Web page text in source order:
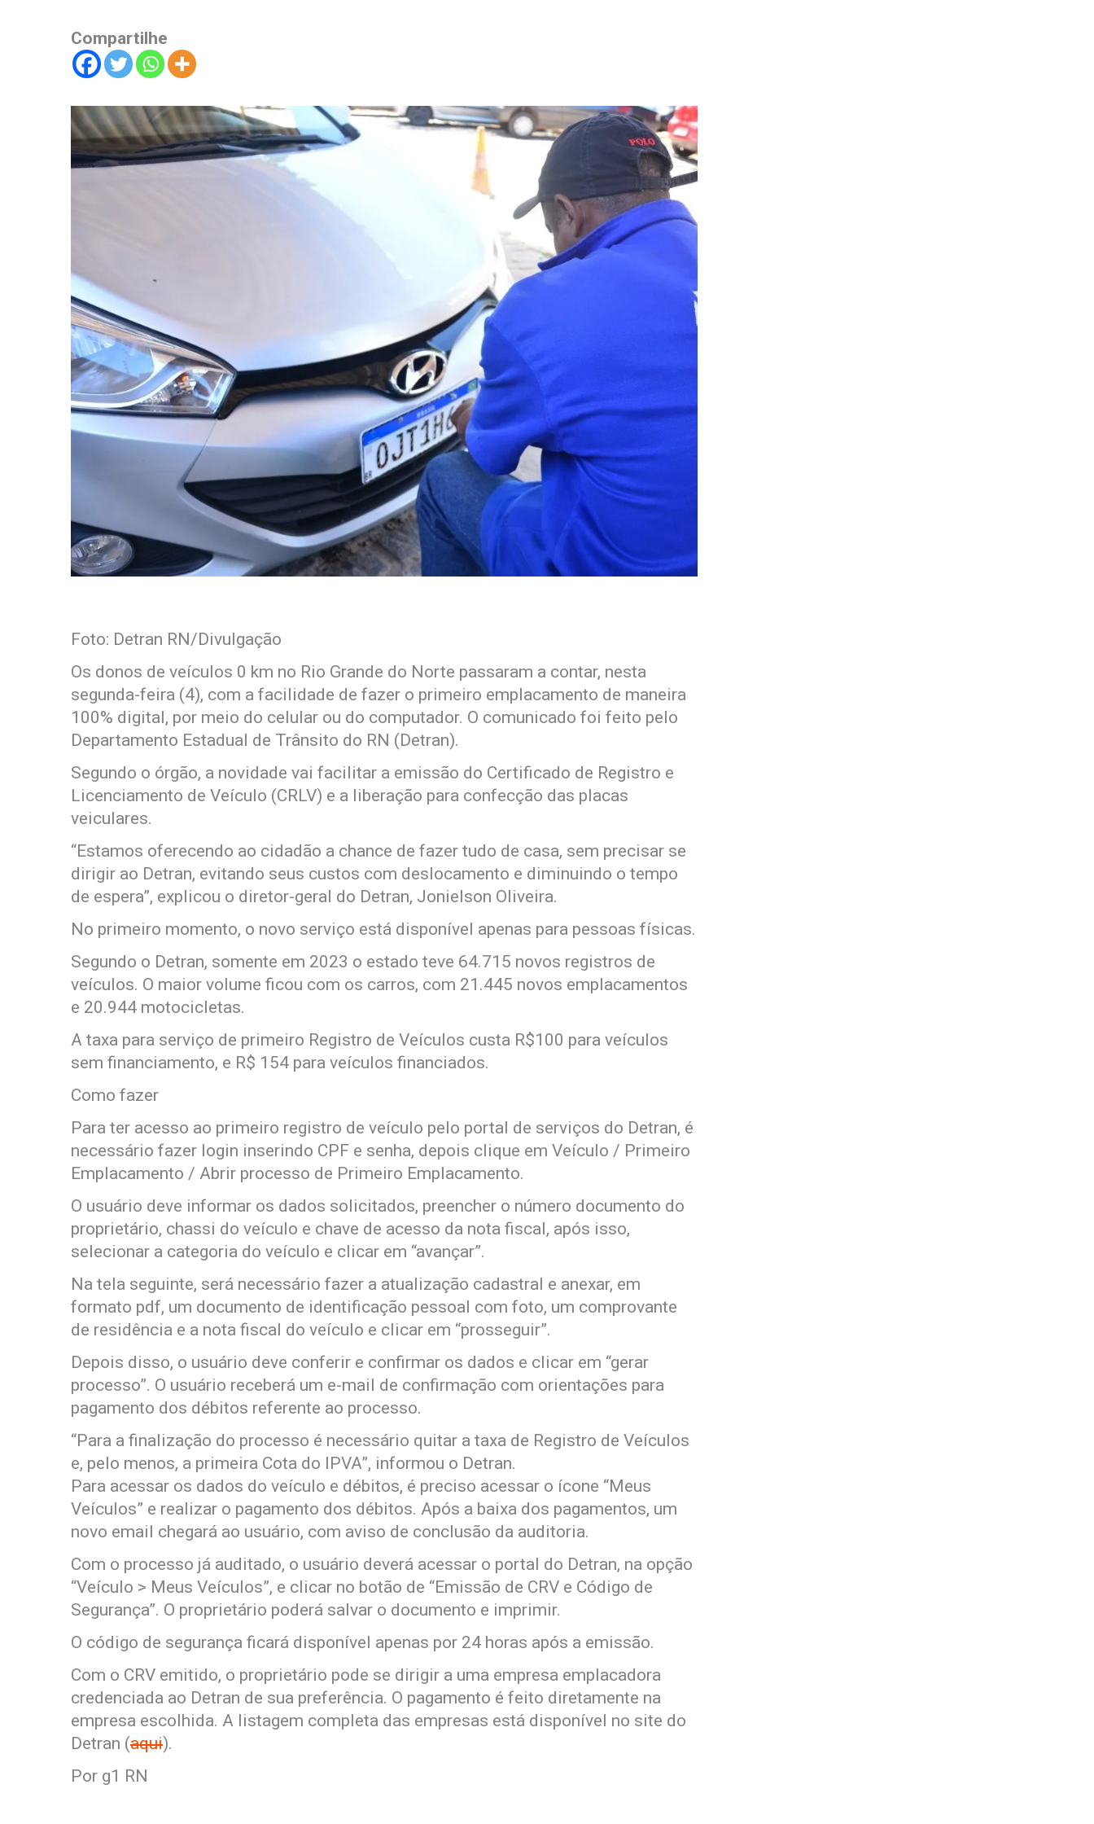
Compartilhe
Foto: Detran RN/Divulgação
Os donos de veículos 0 km no Rio Grande do Norte passaram a contar, nesta
segunda-feira (4), com a facilidade de fazer o primeiro emplacamento de maneira
100% digital, por meio do celular ou do computador. O comunicado foi feito pelo
Departamento Estadual de Trânsito do RN (Detran).
Segundo o órgão, a novidade vai facilitar a emissão do Certificado de Registro e
Licenciamento de Veículo (CRLV) e a liberação para confecção das placas
veiculares.
“Estamos oferecendo ao cidadão a chance de fazer tudo de casa, sem precisar se
dirigir ao Detran, evitando seus custos com deslocamento e diminuindo o tempo
de espera”, explicou o diretor-geral do Detran, Jonielson Oliveira.
No primeiro momento, o novo serviço está disponível apenas para pessoas físicas.
Segundo o Detran, somente em 2023 o estado teve 64.715 novos registros de
veículos. O maior volume ficou com os carros, com 21.445 novos emplacamentos
e 20.944 motocicletas.
A taxa para serviço de primeiro Registro de Veículos custa R$100 para veículos
sem financiamento, e R$ 154 para veículos financiados.
Como fazer
Para ter acesso ao primeiro registro de veículo pelo portal de serviços do Detran, é
necessário fazer login inserindo CPF e senha, depois clique em Veículo / Primeiro
Emplacamento / Abrir processo de Primeiro Emplacamento.
O usuário deve informar os dados solicitados, preencher o número documento do
proprietário, chassi do veículo e chave de acesso da nota fiscal, após isso,
selecionar a categoria do veículo e clicar em “avançar”.
Na tela seguinte, será necessário fazer a atualização cadastral e anexar, em
formato pdf, um documento de identificação pessoal com foto, um comprovante
de residência e a nota fiscal do veículo e clicar em “prosseguir”.
Depois disso, o usuário deve conferir e confirmar os dados e clicar em “gerar
processo”. O usuário receberá um e-mail de confirmação com orientações para
pagamento dos débitos referente ao processo.
“Para a finalização do processo é necessário quitar a taxa de Registro de Veículos
e, pelo menos, a primeira Cota do IPVA”, informou o Detran.
Para acessar os dados do veículo e débitos, é preciso acessar o ícone “Meus
Veículos” e realizar o pagamento dos débitos. Após a baixa dos pagamentos, um
novo email chegará ao usuário, com aviso de conclusão da auditoria.
Com o processo já auditado, o usuário deverá acessar o portal do Detran, na opção
“Veículo > Meus Veículos”, e clicar no botão de “Emissão de CRV e Código de
Segurança”. O proprietário poderá salvar o documento e imprimir.
O código de segurança ficará disponível apenas por 24 horas após a emissão.
Com o CRV emitido, o proprietário pode se dirigir a uma empresa emplacadora
credenciada ao Detran de sua preferência. O pagamento é feito diretamente na
empresa escolhida. A listagem completa das empresas está disponível no site do
Detran (aqui).
Por g1 RN